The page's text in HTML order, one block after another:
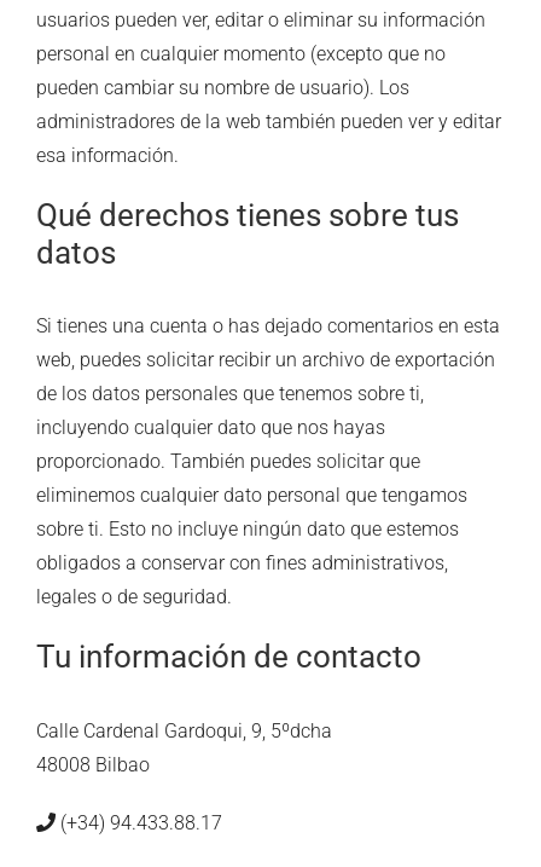
usuarios pueden ver, editar o eliminar su información
personal en cualquier momento (excepto que no
pueden cambiar su nombre de usuario). Los
administradores de la web también pueden ver y editar
esa información.
Qué derechos tienes sobre tus
datos
Si tienes una cuenta o has dejado comentarios en esta
web, puedes solicitar recibir un archivo de exportación
de los datos personales que tenemos sobre ti,
incluyendo cualquier dato que nos hayas
proporcionado. También puedes solicitar que
eliminemos cualquier dato personal que tengamos
sobre ti. Esto no incluye ningún dato que estemos
obligados a conservar con fines administrativos,
legales o de seguridad.
Tu información de contacto
Calle Cardenal Gardoqui, 9, 5ºdcha
48008 Bilbao
(+34) 94.433.88.17